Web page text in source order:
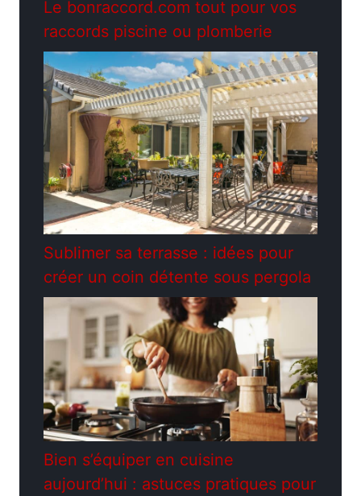
Le bonraccord.com tout pour vos
raccords piscine ou plomberie
Sublimer sa terrasse : idées pour
créer un coin détente sous pergola
Bien s’équiper en cuisine
aujourd’hui : astuces pratiques pour